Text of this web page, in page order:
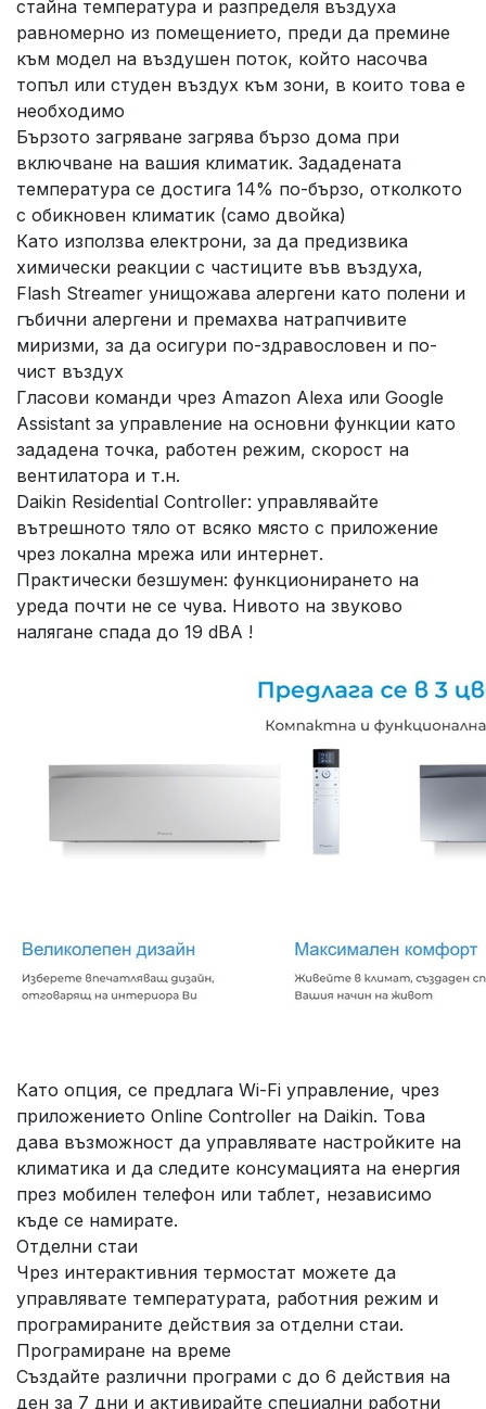
стайна температура и разпределя въздуха
равномерно из помещението, преди да премине
към модел на въздушен поток, който насочва
топъл или студен въздух към зони, в които това е
необходимо
Бързото загряване загрява бързо дома при
включване на вашия климатик. Зададената
температура се достига 14% по-бързо, отколкото
с обикновен климатик (само двойка)
Като използва електрони, за да предизвика
химически реакции с частиците във въздуха,
Flash Streamer унищожава алергени като полени и
гъбични алергени и премахва натрапчивите
миризми, за да осигури по-здравословен и по-
чист въздух
Гласови команди чрез Amazon Alexa или Google
Assistant за управление на основни функции като
зададена точка, работен режим, скорост на
вентилатора и т.н.
Daikin Residential Controller: управлявайте
вътрешното тяло от всяко място с приложение
чрез локална мрежа или интернет.
Практически безшумен: функционирането на
уреда почти не се чува. Нивото на звуково
налягане спада до 19 dBА !
Като опция, се предлага Wi-Fi управление, чрез
приложението Online Controller на Daikin. Това
дава възможност да управлявате настройките на
климатика и да следите консумацията на енергия
през мобилен телефон или таблет, независимо
къде се намирате.
Отделни стаи
Чрез интерактивния термостат можете да
управлявате температурата, работния режим и
програмираните действия за отделни стаи.
Програмиране на време
Създайте различни програми с до 6 действия на
ден за 7 дни и активирайте специални работни